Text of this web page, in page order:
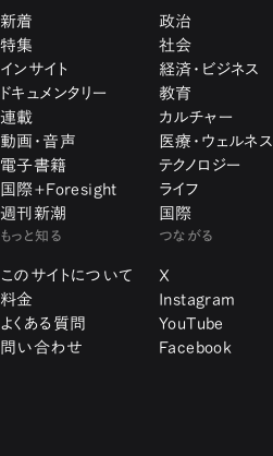
新着
特集
インサイト
ドキュメンタリー
連載
動画・音声
電子書籍
国際+Foresight
週刊新潮
政治
社会
経済・ビジネス
教育
カルチャー
医療・ウェルネス
テクノロジー
ライフ
国際
もっと知る
このサイトについて
料金
よくある質問
問い合わせ
つながる
X
Instagram
YouTube
Facebook